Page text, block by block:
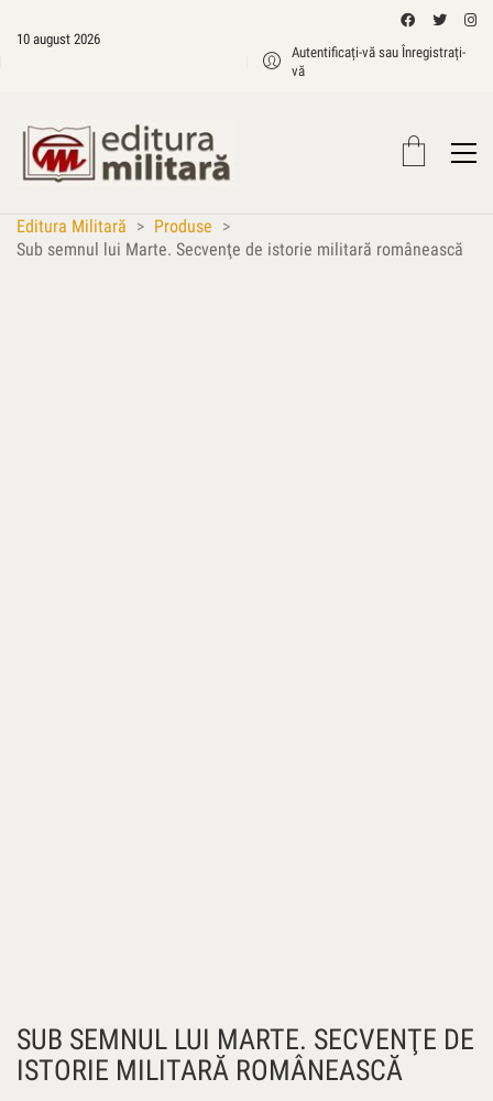
10 august 2026
Autentificați-vă sau Înregistrați-
vă
Editura Militară > Produse >
Sub semnul lui Marte. Secvenţe de istorie militară românească
SUB SEMNUL LUI MARTE. SECVENŢE DE
ISTORIE MILITARĂ ROMÂNEASCĂ